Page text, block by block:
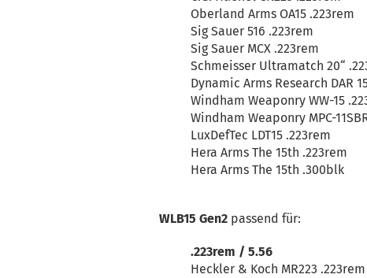
Oberland Arms OA15 .223rem
Sig Sauer 516 .223rem
Sig Sauer MCX .223rem
Schmeisser Ultramatch 20“
Dynamic Arms Research DAR
Windham Weaponry WW-15
Windham Weaponry MPC-
LuxDefTec LDT15 .223rem
Hera Arms The 15th .223rem
Hera Arms The 15th .300blk
WLB15 Gen2 passend für:
.223rem / 5.56
Heckler & Koch MR223 .223rem